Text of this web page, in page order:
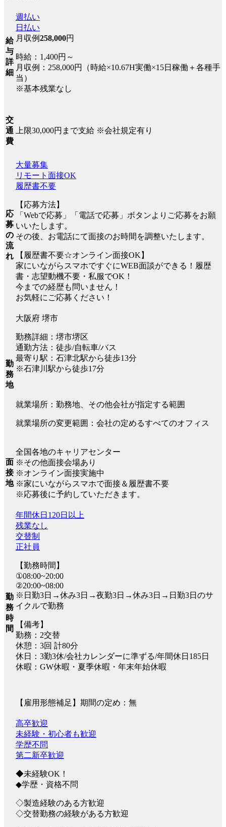
給
与
詳
細
週払い
日払い
月収例258,000円
時給：1,400円～
月収例：258,000円（時給×10.67H実働×15日稼働＋各種手
当）
※基本残業なし
交
通
費
上限30,000円まで支給 ※会社規定有り
応
募
の
流
れ
大量募集
リモート面接OK
履歴書不要
【応募方法】
「Webで応募」「電話で応募」ボタンよりご応募をお願
いいたします。
その後、お電話にて面接のお時間を調整いたします。
【履歴書不要☆オンライン面接OK】
家にいながらスマホですぐにWEB面談ができる！履歴
書・志望動機不要・私服でOK！
今までの経歴も問いません！
お気軽にご応募ください！
勤
務
地
大阪府 堺市
勤務詳細：堺市堺区
通勤方法：徒歩/自転車/バス
最寄り駅：石津北駅から徒歩13分
※石津川駅から徒歩17分
就業場所：勤務地、その他会社が指定する範囲
就業場所の変更範囲：会社の定めるすべてのオフィス
面
接
地
全国各地のキャリアセンター
※その他面接会場あり
※オンライン面接実施中
※家にいながらスマホで面接＆履歴書不要
※応募後に予約していただきます。
勤
務
時
間
年間休日120日以上
残業なし
交替制
正社員
【勤務時間】
①08:00~20:00
②20:00~08:00
※日勤3日→休み3日→夜勤3日→休み3日→日勤3日のサ
イクルで勤務
【備考】
勤務：2交替
休憩：3回 計80分
休日：3勤3休/会社カレンダーに準ずる/年間休日185日
休暇：GW休暇・夏季休暇・年末年始休暇
【雇用形態補足】期間の定め：無
高卒歓迎
未経験・初心者も歓迎
学歴不問
第二新卒歓迎
◆未経験OK！
◆学歴・資格不問
◇製造経験のある方歓迎
◇交替勤務の経験がある方歓迎